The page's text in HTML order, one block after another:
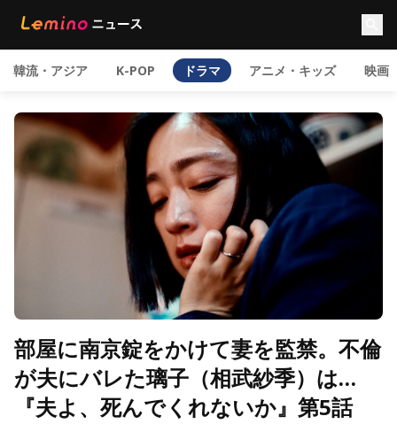
韓流・アジア K-POP ドラマ アニメ・キッズ 映画
部屋に南京錠をかけて妻を監禁。不倫
が夫にバレた璃子（相武紗季）は…
『夫よ、死んでくれないか』第5話